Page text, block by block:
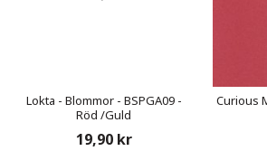
Lokta - Blommor - BSPGA09 -
Röd /Guld
19,90 kr
Curious